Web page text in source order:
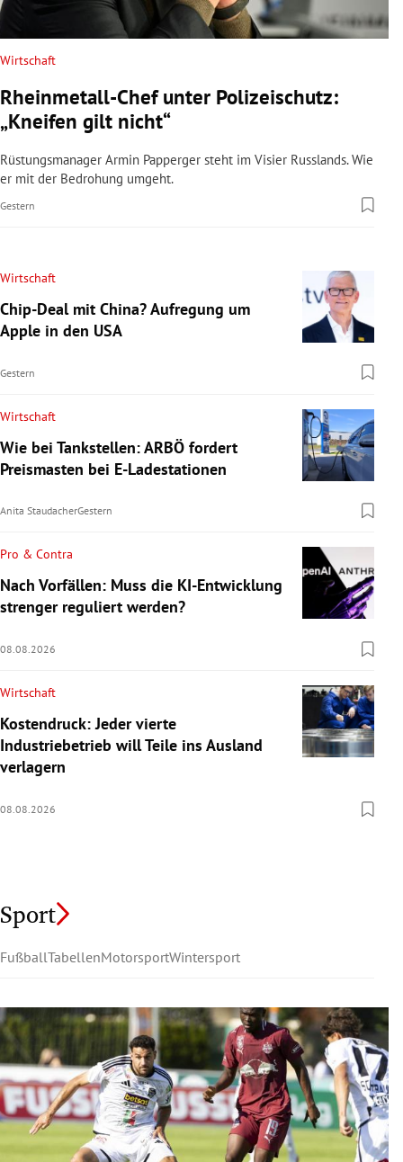
Wirtschaft
Rheinmetall-Chef unter Polizeischutz:
„Kneifen gilt nicht“
Rüstungsmanager Armin Papperger steht im Visier Russlands. Wie
er mit der Bedrohung umgeht.
Gestern
Wirtschaft
Chip-Deal mit China? Aufregung um
Apple in den USA
Gestern
Wirtschaft
Wie bei Tankstellen: ARBÖ fordert
Preismasten bei E-Ladestationen
Anita StaudacherGestern
Pro & Contra
Nach Vorfällen: Muss die KI-Entwicklung
strenger reguliert werden?
08.08.2026
Wirtschaft
Kostendruck: Jeder vierte
Industriebetrieb will Teile ins Ausland
verlagern
08.08.2026
Sport
FußballTabellenMotorsportWintersport